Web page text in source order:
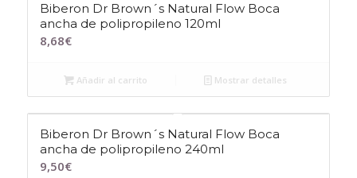
Biberon Dr Brown´s Natural Flow Boca
ancha de polipropileno 120ml
8,68€
Añadir al carrito Mostrar detalles
Biberon Dr Brown´s Natural Flow Boca
ancha de polipropileno 240ml
9,50€